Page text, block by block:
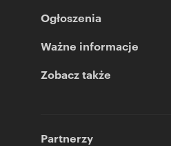
Ogłoszenia
Ważne informacje
Zobacz także
Partnerzy